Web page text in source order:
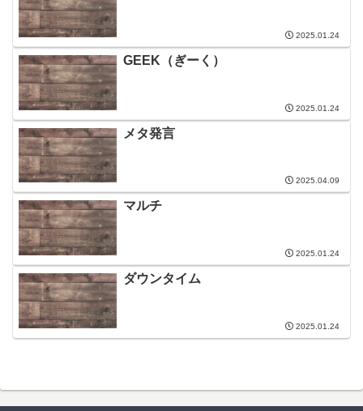
2025.01.24
GEEK（ぎーく）
2025.01.24
メタ発言
2025.04.09
マルチ
2025.01.24
ダウンタイム
2025.01.24